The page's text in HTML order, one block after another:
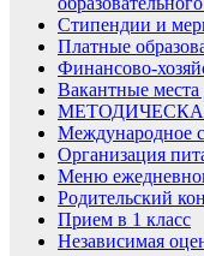
Стипендии и
Платные
Финансово-
Вакантные
Международное
Организация
Меню
Родительский
Прием в 1 класс
Независимая